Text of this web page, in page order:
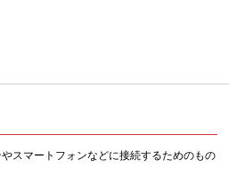
スマートフォンなどに接続するためのもの